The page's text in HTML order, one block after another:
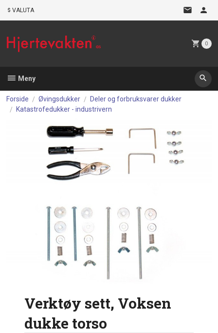
VALUTA
0
Meny
Forside Øvingsdukker
Deler og forbruksvarer dukker
Katastrofedukker - industrivern
Verktøy sett, Voksen
dukke torso